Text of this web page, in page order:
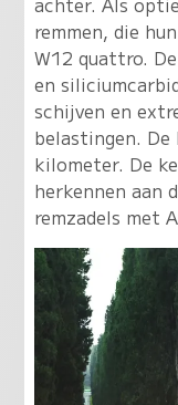
remmen, die
W12 quattro.
en
schijven en
belastingen.
kilometer. De
herkennen aan
remzadels met